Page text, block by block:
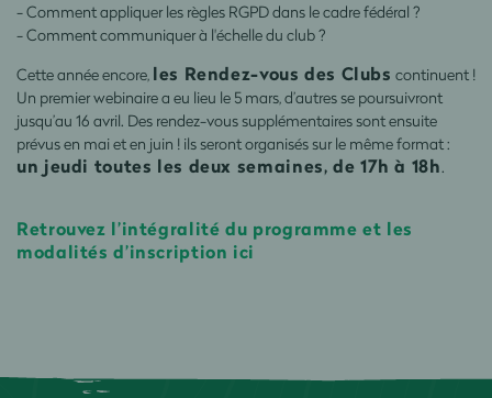
- Comment appliquer les règles RGPD dans le cadre fédéral ?
- Comment communiquer à l'échelle du club ?
Cette année encore, les Rendez-vous des Clubs continuent !
Un premier webinaire a eu lieu le 5 mars, d’autres se poursuivront
jusqu’au 16 avril. Des rendez-vous supplémentaires sont ensuite
prévus en mai et en juin ! ils seront organisés sur le même format :
un jeudi toutes les deux semaines, de 17h à 18h.
Retrouvez l’intégralité du programme et les
modalités d’inscription ici